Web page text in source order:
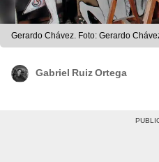
Gerardo Chávez. Foto: Gerardo
Gabriel Ruiz Ortega